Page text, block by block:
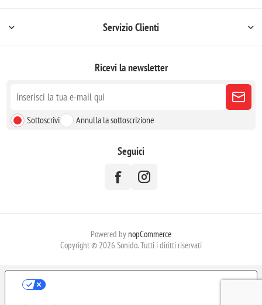
Servizio Clienti
Ricevi la newsletter
Sottoscrivi Annulla la sottoscrizione
Seguici
Powered by nopCommerce
Copyright © 2026 Sonido. Tutti i diritti riservati
LE TUE PREFERENZE RELATIVE ALLA